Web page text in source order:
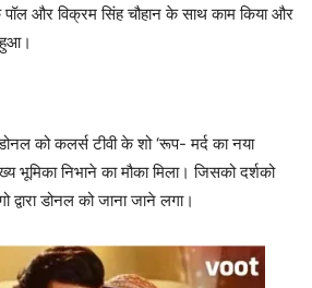
पॉल और विक्रम सिंह चौहान के साथ काम किया और
को कलर्स टीवी के शो ‘रूप- मर्द का नया
भूमिका निभाने का मौका मिला। जिसको दर्शको
द्वारा डोनल को जाना जाने लगा।